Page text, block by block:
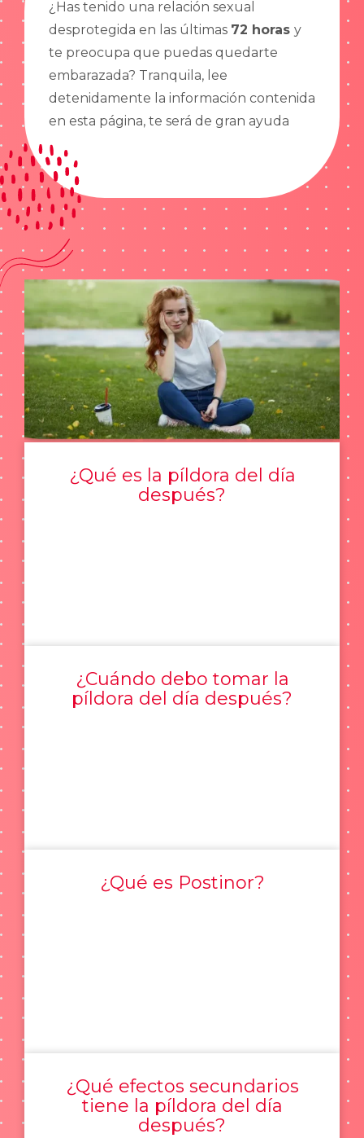
¿Has tenido una relación sexual
desprotegida en las últimas 72 horas y
te preocupa que puedas quedarte
embarazada? Tranquila, lee
detenidamente la información contenida
en esta página, te será de gran ayuda
¿Qué es la píldora del día
después?
¿Cuándo debo tomar la
píldora del día después?
¿Qué es Postinor?
¿Qué efectos secundarios
tiene la píldora del día
después?